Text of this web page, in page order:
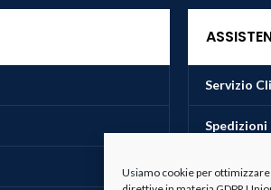
Usiamo cookie per
Servizio
Spedizioni
Resi e